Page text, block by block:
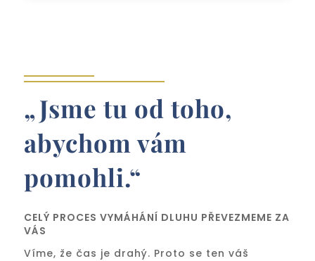
„Jsme tu od toho,
abychom vám
pomohli.“
CELÝ PROCES VYMÁHÁNÍ DLUHU PŘEVEZMEME ZA
VÁS
Víme, že čas je drahý. Proto se ten váš